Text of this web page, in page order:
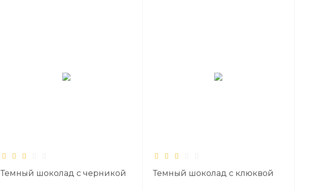
Темный шоколад с черникой Темный шоколад с клюквой